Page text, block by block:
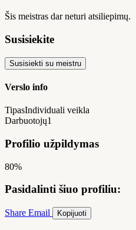
Šis meistras dar neturi atsiliepimų.
Susisiekite
Susisiekti su meistru
Verslo info
TipasIndividuali veikla
Darbuotojų1
Profilio užpildymas
80%
Pasidalinti šiuo profiliu:
Share Email Kopijuoti